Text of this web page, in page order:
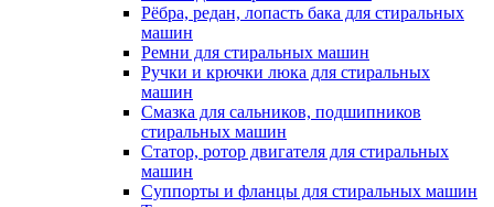
Рёбра, редан, лопасть бака для стиральных
машин
Ремни для стиральных машин
Ручки и крючки люка для стиральных
машин
Смазка для сальников, подшипников
стиральных машин
Статор, ротор двигателя для стиральных
машин
Суппорты и фланцы для стиральных машин